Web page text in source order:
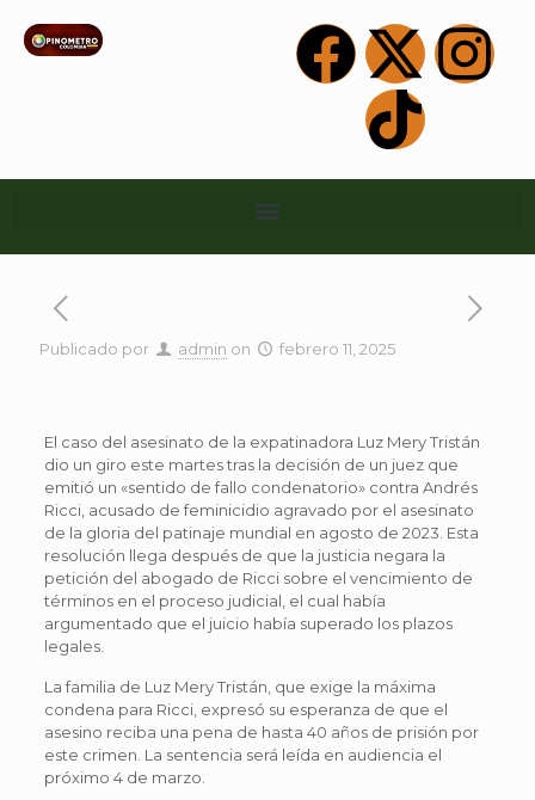
Publicado por admin on febrero 11, 2025
El caso del asesinato de la expatinadora Luz Mery Tristán
dio un giro este martes tras la decisión de un juez que
emitió un «sentido de fallo condenatorio» contra Andrés
Ricci, acusado de feminicidio agravado por el asesinato
de la gloria del patinaje mundial en agosto de 2023. Esta
resolución llega después de que la justicia negara la
petición del abogado de Ricci sobre el vencimiento de
términos en el proceso judicial, el cual había
argumentado que el juicio había superado los plazos
legales.
La familia de Luz Mery Tristán, que exige la máxima
condena para Ricci, expresó su esperanza de que el
asesino reciba una pena de hasta 40 años de prisión por
este crimen. La sentencia será leída en audiencia el
próximo 4 de marzo.